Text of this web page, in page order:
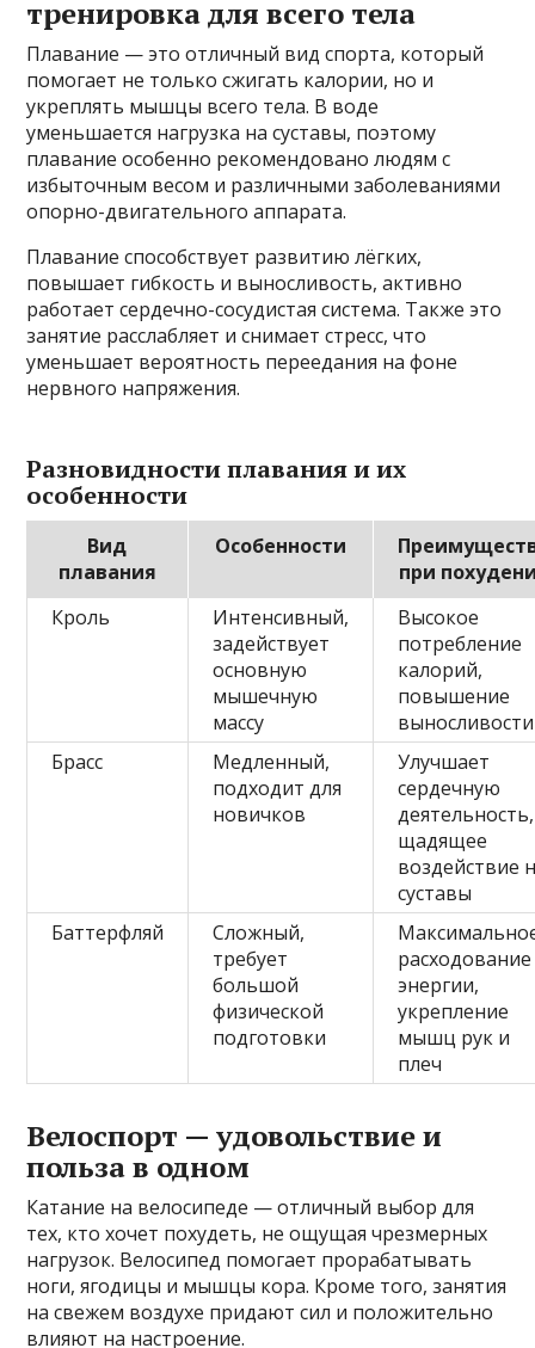
тренировка для всего тела
Плавание — это отличный вид спорта, который
помогает не только сжигать калории, но и
укреплять мышцы всего тела. В воде
уменьшается нагрузка на суставы, поэтому
плавание особенно рекомендовано людям с
избыточным весом и различными заболеваниями
опорно-двигательного аппарата.
Плавание способствует развитию лёгких,
повышает гибкость и выносливость, активно
работает сердечно-сосудистая система. Также это
занятие расслабляет и снимает стресс, что
уменьшает вероятность переедания на фоне
нервного напряжения.
Разновидности плавания и их
особенности
Вид
плавания
Особенности
при
Кроль
Интенсивный,
задействует
основную
мышечную
массу
Высокое
потребление
калорий,
повышение
выносливости
Брасс
Медленный,
подходит для
новичков
Улучшает
сердечную
деятельность,
щадящее
воздействие
суставы
Баттерфляй
Сложный,
требует
большой
физической
подготовки
расходование
энергии,
укрепление
мышц рук и
плеч
Велоспорт — удовольствие и
польза в одном
Катание на велосипеде — отличный выбор для
тех, кто хочет похудеть, не ощущая чрезмерных
нагрузок. Велосипед помогает прорабатывать
ноги, ягодицы и мышцы кора. Кроме того, занятия
на свежем воздухе придают сил и положительно
влияют на настроение.